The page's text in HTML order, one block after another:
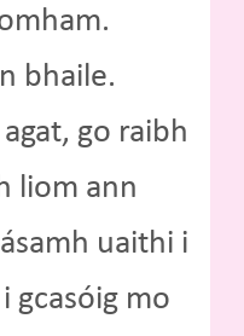
bhaile.
go raibh
liom ann
uaithi i
gcasóig mo